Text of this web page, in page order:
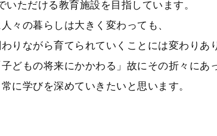
いただける教育施設を目指しています。
々の暮らしは大きく変わっても、
りながら育てられていくことには変わりあ
どもの将来にかかわる」故にその折々にあ
に学びを深めていきたいと思います。